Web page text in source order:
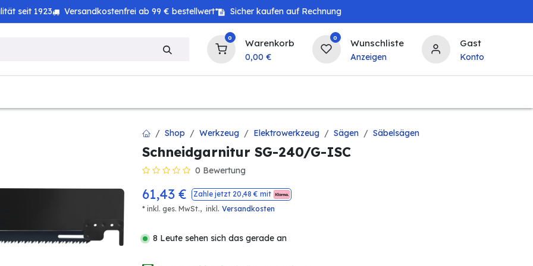
seit 1923 Versandkostenfrei ab 99 € bestellwert* Sicher kaufen auf Rechnung
0 Warenkorb
0,00 €
0 Wunschliste
Anzeigen
Gast
Konto
Shop Werkzeug Elektrowerkzeug Sägen Säbelsägen
Schneidgarnitur SG-240/G-ISC
0 Bewertung
61,43 € Zahle jetzt 20,48 € mit
* inkl. ges. MwSt., inkl . Versandkosten
8 Leute sehen sich das gerade an